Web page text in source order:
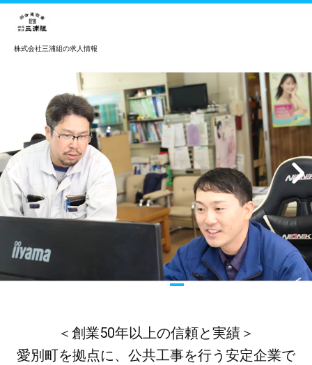
株式会社三浦組の求人情報
＜創業50年以上の信頼と実績＞
愛別町を拠点に、公共工事を行う安定企業で